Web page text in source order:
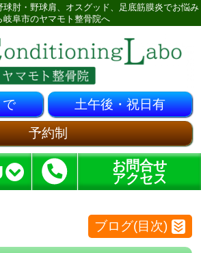
肘・野球肩、オスグッド、足底筋膜炎でお悩み
岐阜市のヤマモト整骨院へ
で 土午後・祝日有
予約制
お問合せ
アクセス
ブログ(目次)